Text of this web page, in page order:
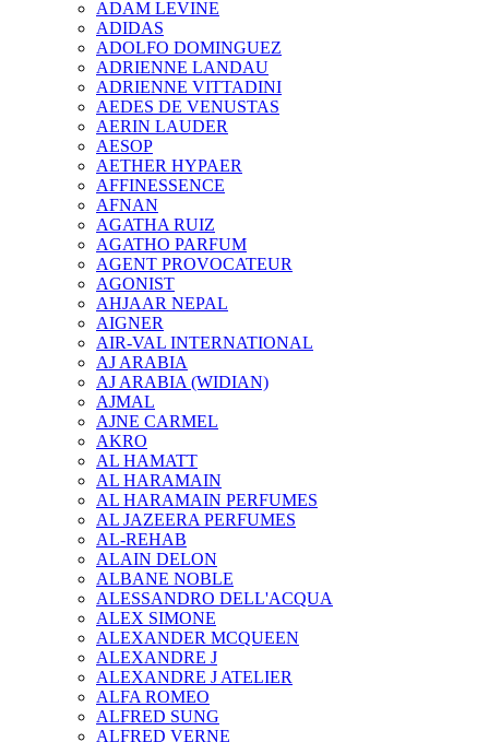
ADAM LEVINE
ADIDAS
ADOLFO DOMINGUEZ
ADRIENNE LANDAU
ADRIENNE VITTADINI
AEDES DE VENUSTAS
AERIN LAUDER
AESOP
AETHER HYPAER
AFFINESSENCE
AFNAN
AGATHA RUIZ
AGATHO PARFUM
AGENT PROVOCATEUR
AGONIST
AHJAAR NEPAL
AIGNER
AIR-VAL INTERNATIONAL
AJ ARABIA
AJ ARABIA (WIDIAN)
AJMAL
AJNE CARMEL
AKRO
AL HAMATT
AL HARAMAIN
AL HARAMAIN PERFUMES
AL JAZEERA PERFUMES
AL-REHAB
ALAIN DELON
ALBANE NOBLE
ALESSANDRO DELL'ACQUA
ALEX SIMONE
ALEXANDER MCQUEEN
ALEXANDRE J
ALEXANDRE J ATELIER
ALFA ROMEO
ALFRED SUNG
ALFRED VERNE